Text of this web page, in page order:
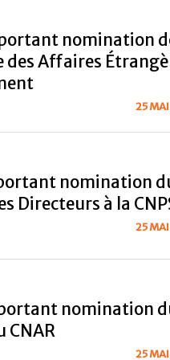
nomination
des Affaires
25
nomination
Directeurs à la
25
nomination
CNAR
25